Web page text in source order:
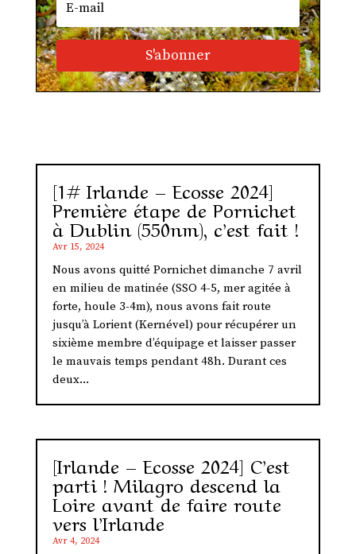
S'abonner
[1# Irlande – Ecosse 2024]
Première étape de Pornichet
à Dublin (550nm), c’est fait !
Avr 15, 2024
Nous avons quitté Pornichet dimanche 7 avril
en milieu de matinée (SSO 4-5, mer agitée à
forte, houle 3-4m), nous avons fait route
jusqu’à Lorient (Kernével) pour récupérer un
sixième membre d’équipage et laisser passer
le mauvais temps pendant 48h. Durant ces
deux...
[Irlande – Ecosse 2024] C’est
parti ! Milagro descend la
Loire avant de faire route
vers l’Irlande
Avr 4, 2024